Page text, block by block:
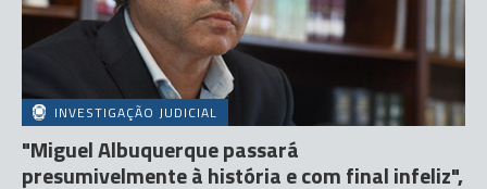
INVESTIGAÇÃO JUDICIAL
"Miguel Albuquerque passará
presumivelmente à história e com final infeliz",